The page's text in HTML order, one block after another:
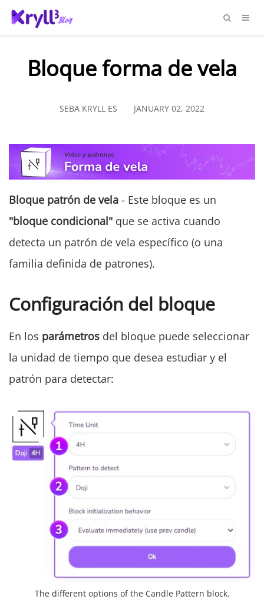
Bloque forma de vela
SEBA KRYLL ES JANUARY 02, 2022
Bloque patrón de vela - Este bloque es un
"bloque condicional" que se activa cuando
detecta un patrón de vela específico (o una
familia definida de patrones).
Configuración del bloque
En los parámetros del bloque puede seleccionar
la unidad de tiempo que desea estudiar y el
patrón para detectar:
The different options of the Candle Pattern block.